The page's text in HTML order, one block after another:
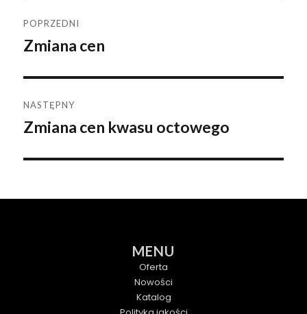
Nawigacja
wpisu
POPRZEDNI
Poprzedni
Zmiana cen
NASTĘPNY
Następny
Zmiana cen kwasu octowego
MENU
Oferta
Nowości
Katalog